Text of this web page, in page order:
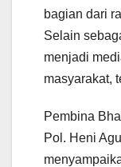
bagian dari
Selain
menjadi
masyarakat,
Pembina
Pol. Heni